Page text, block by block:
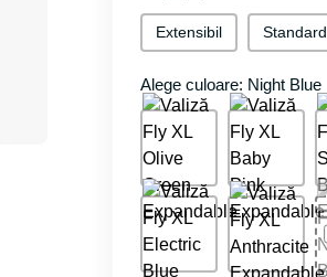
Extensibil Standard
Alege culoare: Night Blue